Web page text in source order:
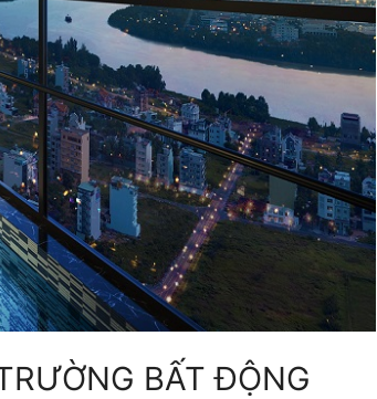
BẤT ĐỘNG